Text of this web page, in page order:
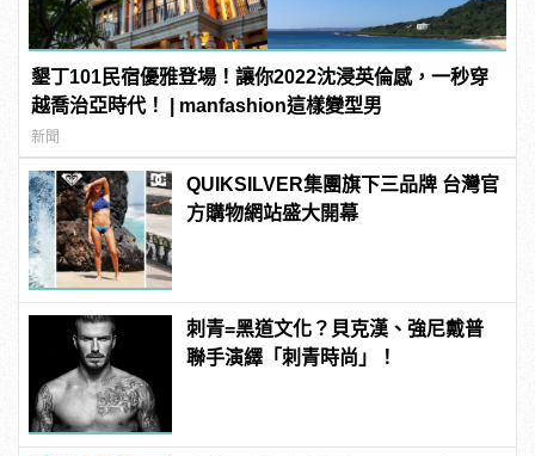
墾丁101民宿優雅登場！讓你2022沈浸英倫感，一秒穿
越喬治亞時代！ | manfashion這樣變型男
新聞
QUIKSILVER集團旗下三品牌 台灣官
方購物網站盛大開幕
刺青=黑道文化？貝克漢、強尼戴普
聯手演繹「刺青時尚」！